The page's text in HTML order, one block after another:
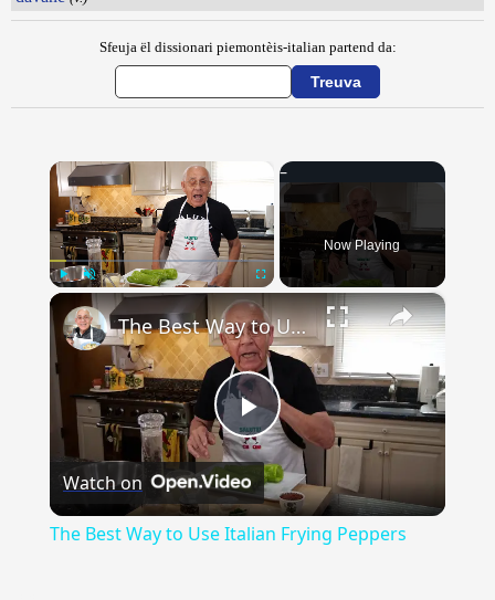
Sfeuja ël dissionari piemontèis-italian partend da:
Unmute
Now Playing
×
Play
Video
The Best Way to Use Italian Frying Peppers
Watch on
The Best Way to Use Italian Frying Peppers